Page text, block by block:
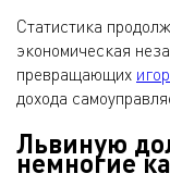
Статистика
экономическая
превращающих
дохода
Львиную
немногие